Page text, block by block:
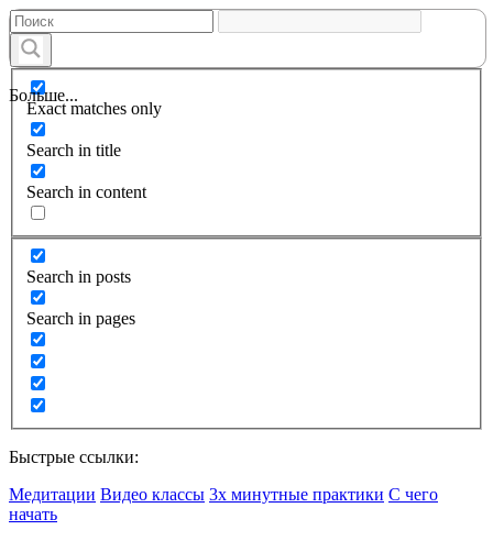
Больше...
Exact matches only
Search in title
Search in content
Search in posts
Search in pages
Быстрые ссылки:
Медитации Видео классы 3х минутные практики С чего
начать